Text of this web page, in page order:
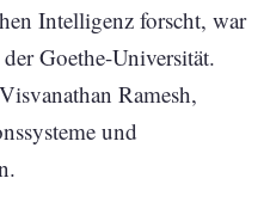
Intelligenz forscht, war
Goethe-Universität.
Ramesh,
und